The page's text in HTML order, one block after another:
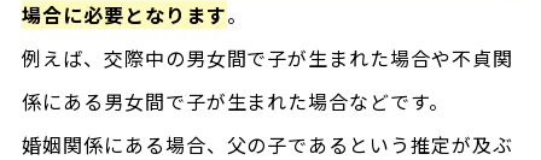
場合に必要となります。
例えば、交際中の男女間で子が生まれた場合や不貞関
係にある男女間で子が生まれた場合などです。
婚姻関係にある場合、父の子であるという推定が及ぶ